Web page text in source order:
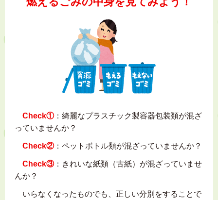
Check①：綺麗なプラスチック製容器包装類が混ざ
っていませんか？
Check②：ペットボトル類が混ざっていませんか？
Check③：きれいな紙類（古紙）が混ざっていませ
んか？
いらなくなったものでも、正しい分別をすることで